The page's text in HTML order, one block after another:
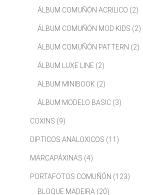
ÁLBUM COMUÑÓN ACRILICO (2)
ÁLBUM COMUÑÓN MOD KIDS (2)
ÁLBUM COMUÑÓN PATTERN (2)
ÁLBUM LUXE LINE (2)
ALBUM MINIBOOK (2)
ÁLBUM MODELO BASIC (3)
COXINS (9)
DIPTICOS ANALOXICOS (11)
MARCAPÁXINAS (4)
PORTAFOTOS COMUÑÓN (123)
BLOQUE MADEIRA (20)